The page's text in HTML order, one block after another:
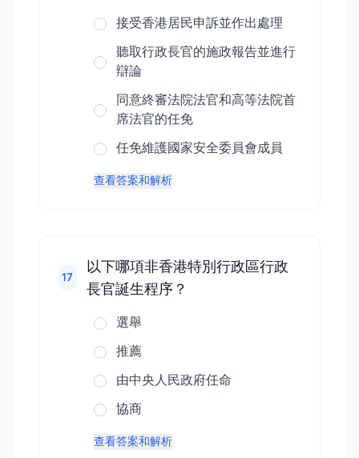
接受香港居民申訴並作出處理
聽取行政長官的施政報告並進行
辯論
同意終審法院法官和高等法院首
席法官的任免
任免維護國家安全委員會成員
查看答案和解析
17
以下哪項非香港特別行政區行政
長官誕生程序？
選舉
推薦
由中央人民政府任命
協商
查看答案和解析